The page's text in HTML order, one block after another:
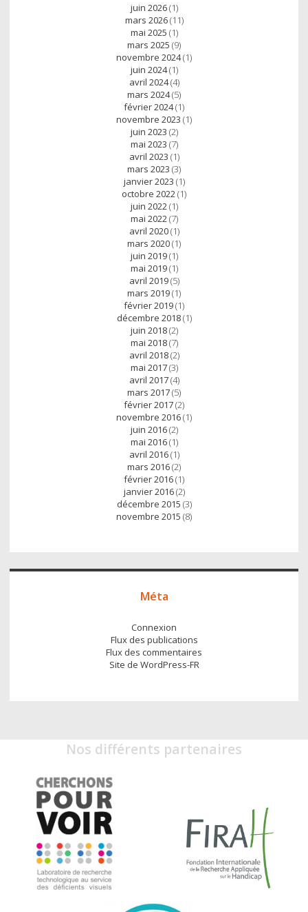
juin 2026(1)
mars 2026(11)
mai 2025 (1)
mars 2025 (9)
novembre 2024(1)
juin 2024(1)
avril 2024(4)
mars 2024(5)
février 2024(1)
novembre 2023 (1)
juin 2023 (2)
mai 2023 (7)
avril 2023 (1)
mars 2023 (3)
janvier 2023 (1)
octobre 2022(1)
juin 2022(1)
mai 2022(7)
avril 2020(1)
mars 2020(1)
juin 2019(1)
mai 2019(1)
avril 2019(5)
mars 2019(1)
février 2019(1)
décembre 2018(1)
juin 2018(2)
mai 2018(7)
avril 2018(2)
mai 2017(3)
avril 2017(4)
mars 2017(5)
février 2017(2)
novembre 2016(1)
juin 2016(2)
mai 2016(1)
avril 2016(1)
mars 2016(2)
février 2016(1)
janvier 2016(2)
décembre 2015 (3)
novembre 2015 (8)
Méta
Connexion
Flux des publications
Flux des commentaires
Site de WordPress-FR
Nos différents partenaires